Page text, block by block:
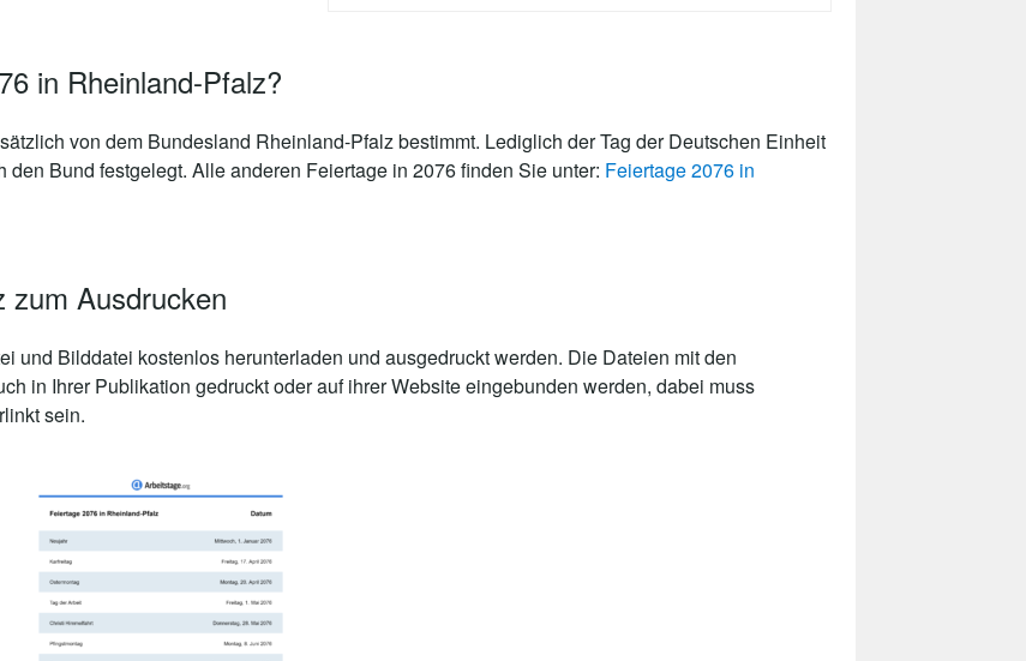
in Rheinland-Pfalz?
von dem Bundesland Rheinland-Pfalz bestimmt. Lediglich der Tag der Deutschen Einheit
Bund festgelegt. Alle anderen Feiertage in 2076 finden Sie unter: Feiertage 2076 in
zum Ausdrucken
und Bilddatei kostenlos herunterladen und ausgedruckt werden. Die Dateien mit den
in Ihrer Publikation gedruckt oder auf ihrer Website eingebunden werden, dabei muss
sein.